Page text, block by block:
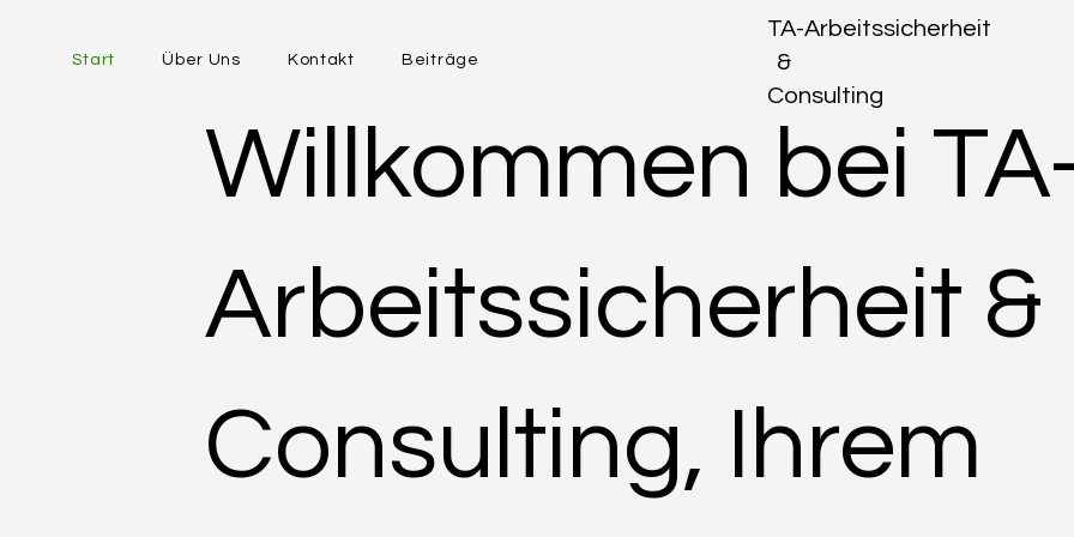
Start Über Uns Kontakt Beiträge
TA-Arbeitssicherheit
&
Consulting
Willkommen bei
Arbeitssicherheit &
Consulting, Ihrem